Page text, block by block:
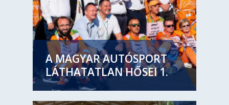
A MAGYAR AUTÓSPORT
LÁTHATATLAN HŐSEI 1.